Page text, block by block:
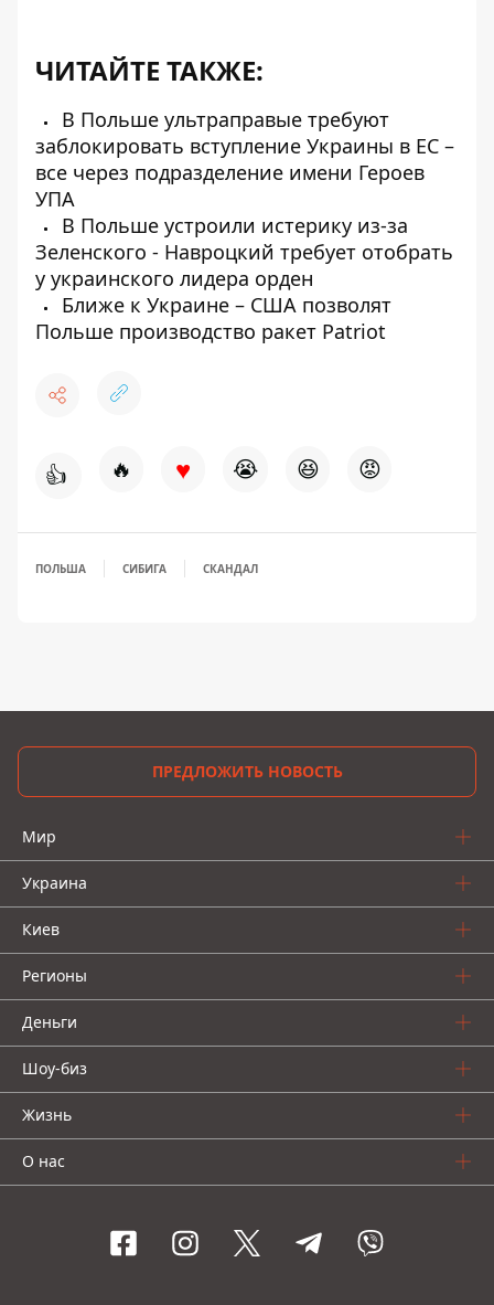
ЧИТАЙТЕ ТАКЖЕ:
В Польше ультраправые требуют
заблокировать вступление Украины в ЕС –
все через подразделение имени Героев
УПА
В Польше устроили истерику из-за
Зеленского - Навроцкий требует отобрать
у украинского лидера орден
Ближе к Украине – США позволят
Польше производство ракет Patriot
👍 🔥 ♥ 😭 😆 😡
ПОЛЬША СИБИГА СКАНДАЛ
ПРЕДЛОЖИТЬ НОВОСТЬ
Мир
Украина
Киев
Регионы
Деньги
Шоу-биз
Жизнь
О нас